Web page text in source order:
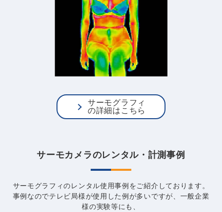
サーモグラフィ
の詳細はこちら
サーモカメラのレンタル・計測事例
サーモグラフィのレンタル使用事例をご紹介しております。
事例なのでテレビ局様が使用した例が多いですが、一般企業
様の実験等にも、